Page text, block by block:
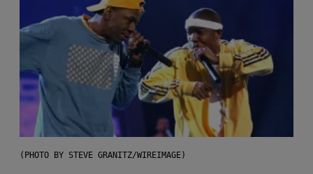
(PHOTO BY STEVE GRANITZ/WIREIMAGE)